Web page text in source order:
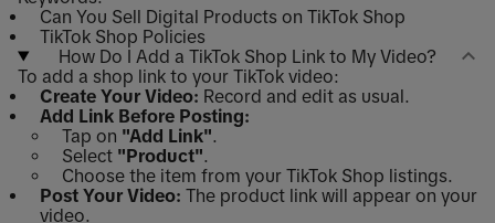
Can You Sell Digital Products on TikTok Shop
TikTok Shop Policies
How Do I Add a TikTok Shop Link to My Video?
To add a shop link to your TikTok video:
Create Your Video: Record and edit as usual.
Add Link Before Posting:
Tap on "Add Link".
Select "Product".
Choose the item from your TikTok Shop listings.
Post Your Video: The product link will appear on your
video.